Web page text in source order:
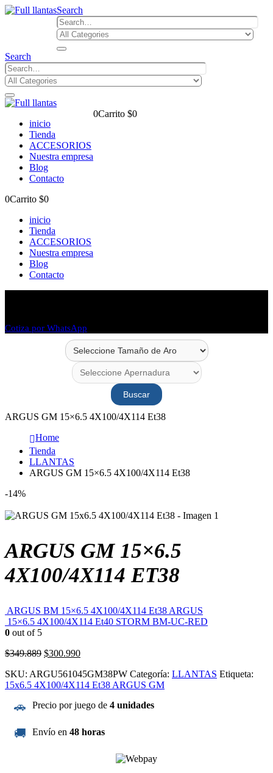
Search
Search
inicio
Tienda
ACCESORIOS
Nuestra empresa
Blog
Contacto
0Carrito $0
0Carrito $0
inicio
Tienda
ACCESORIOS
Nuestra empresa
Blog
Contacto
Cotiza por WhatsApp
Buscar
ARGUS GM 15×6.5 4X100/4X114 Et38
Home
Tienda
LLANTAS
ARGUS GM 15×6.5 4X100/4X114 Et38
-14%
ARGUS GM 15×6.5
4X100/4X114 ET38
ARGUS BM 15×6.5 4X100/4X114 Et38 ARGUS
15×6.5 4X100/4X114 Et40 STORM BM-UC-RED
0 out of 5
$349.889 El
original
era:
$300.990El
actual
es:
SKU: ARGU561045GM38PW Categoría: LLANTAS Etiqueta:
15x6.5 4X100/4X114 Et38 ARGUS GM
🚗 Precio por juego de 4 unidades
🚚 Envío en 48 horas